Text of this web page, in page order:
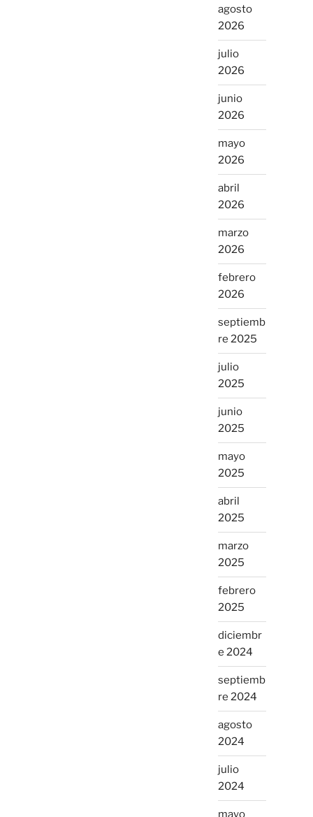
agosto
2026
julio
2026
junio
2026
mayo
2026
abril
2026
marzo
2026
febrero
2026
septiemb
re 2025
julio
2025
junio
2025
mayo
2025
abril
2025
marzo
2025
febrero
2025
diciembr
e 2024
septiemb
re 2024
agosto
2024
julio
2024
mayo